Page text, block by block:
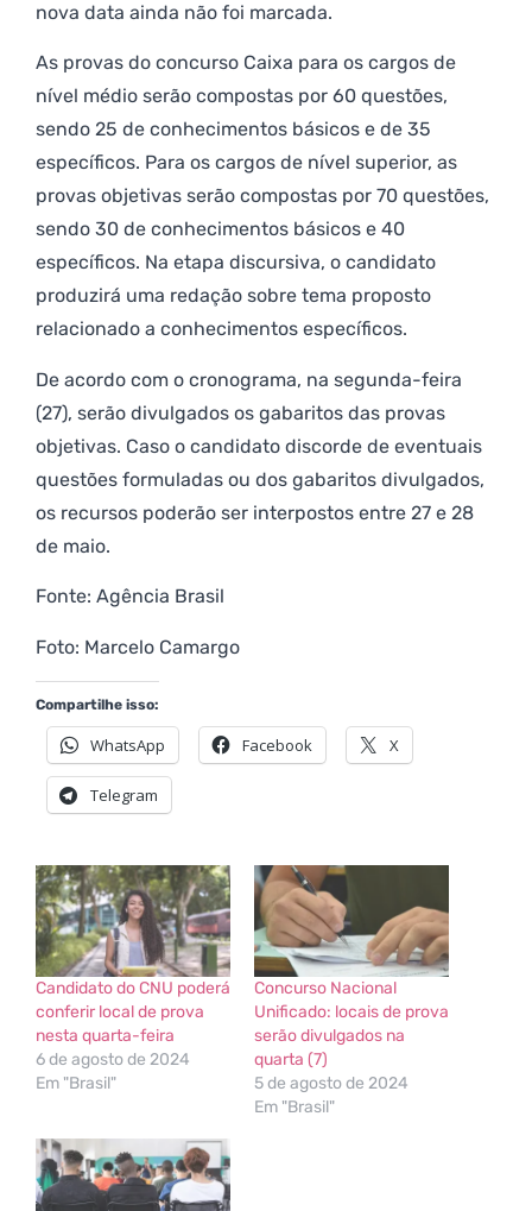
nova data ainda não foi marcada.
As provas do concurso Caixa para os cargos de
nível médio serão compostas por 60 questões,
sendo 25 de conhecimentos básicos e de 35
específicos. Para os cargos de nível superior, as
provas objetivas serão compostas por 70 questões,
sendo 30 de conhecimentos básicos e 40
específicos. Na etapa discursiva, o candidato
produzirá uma redação sobre tema proposto
relacionado a conhecimentos específicos.
De acordo com o cronograma, na segunda-feira
(27), serão divulgados os gabaritos das provas
objetivas. Caso o candidato discorde de eventuais
questões formuladas ou dos gabaritos divulgados,
os recursos poderão ser interpostos entre 27 e 28
de maio.
Fonte: Agência Brasil
Foto: Marcelo Camargo
Compartilhe isso:
WhatsApp Facebook X
Telegram
Candidato do CNU poderá
conferir local de prova
nesta quarta-feira
6 de agosto de 2024
Em "Brasil"
Concurso Nacional
Unificado: locais de prova
serão divulgados na
quarta (7)
5 de agosto de 2024
Em "Brasil"